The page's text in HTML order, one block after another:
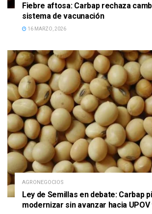
Fiebre aftosa: Carbap rechaza
sistema de vacunación
16 MARZO, 2026
AGRONEGOCIOS
Ley de Semillas en debate: Carbap
modernizar sin avanzar hacia UPOV